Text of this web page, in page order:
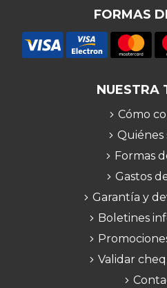
FORMAS
NUESTRA
Cómo
Quiénes
Formas
Gastos
Garantía y
Boletines
Validar